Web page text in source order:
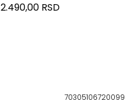
2.490,00 RSD
70305106720099